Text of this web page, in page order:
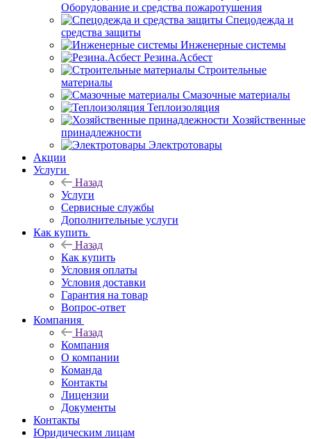
Оборудование и средства пожаротушения
Спецодежда и
средства защиты
Инженерные системы
Резина.Асбест
Строительные
материалы
Смазочные материалы
Теплоизоляция
Хозяйственные
принадлежности
Электротовары
Акции
Услуги
Назад
Услуги
Сервисные службы
Дополнительные услуги
Как купить
Назад
Как купить
Условия оплаты
Условия доставки
Гарантия на товар
Вопрос-ответ
Компания
Назад
Компания
О компании
Команда
Контакты
Лицензии
Документы
Контакты
Юридическим лицам